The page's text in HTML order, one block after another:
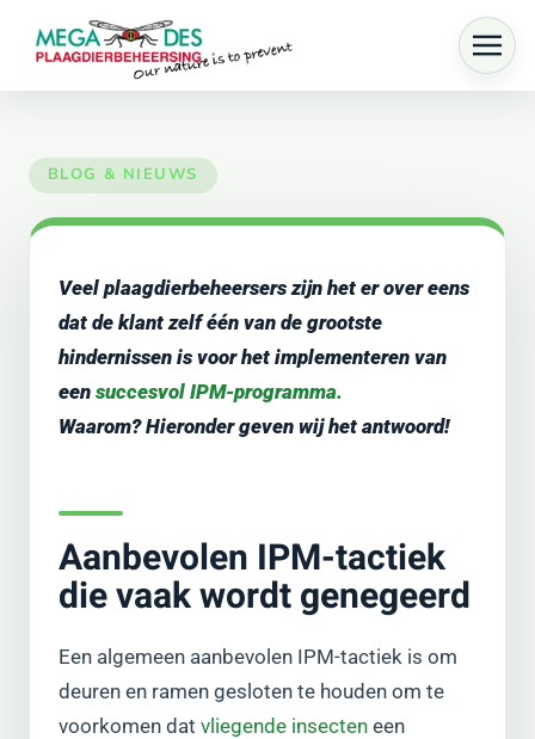
Skip to main content
Veel plaagdierbeheersers zijn het er over eens
dat de klant zelf één van de grootste
hindernissen is voor het implementeren van
een succesvol IPM-programma.
Waarom? Hieronder geven wij het antwoord!
Aanbevolen IPM-tactiek
die vaak wordt genegeerd
Een algemeen aanbevolen IPM-tactiek is om
deuren en ramen gesloten te houden om te
voorkomen dat vliegende insecten een